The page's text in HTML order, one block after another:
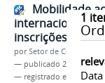
1
Mobilidade
internacional
inscrições
porSetor de Comunicação
— publicado 28/07/2025
— registrado em: